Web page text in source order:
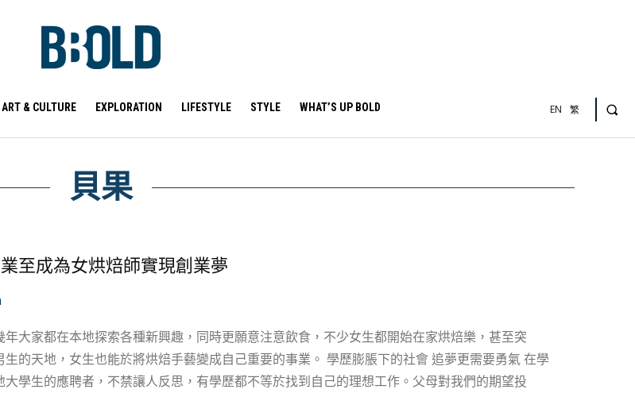
ART & CULTURE EXPLORATION LIFESTYLE STYLE WHAT’S UP BOLD EN 繁
貝果
至成為女烘焙師實現創業夢
大家都在本地探索各種新興趣，同時更願意注意飲食，不少女生都開始在家烘焙樂，甚至突
生也能於將烘焙手藝變成自己重要的事業。 學歷膨脹下的社會 追夢更需要勇氣 在學
大學生的應聘者，不禁讓人反思，有學歷都不等於找到自己的理想工作。父母對我們的期望投